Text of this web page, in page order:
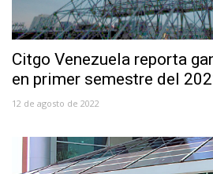
Citgo Venezuela reporta
en primer semestre del
12 de agosto de 2022